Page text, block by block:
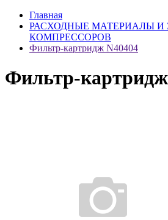
Главная
РАСХОДНЫЕ МАТЕРИАЛЫ И
КОМПРЕССОРОВ
Фильтр-картридж N40404
Фильтр-